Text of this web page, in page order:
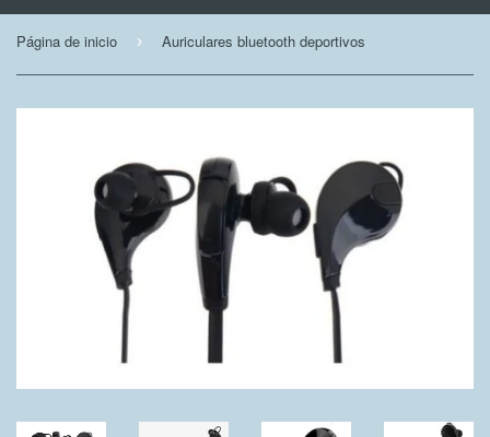
Página de inicio › Auriculares bluetooth deportivos